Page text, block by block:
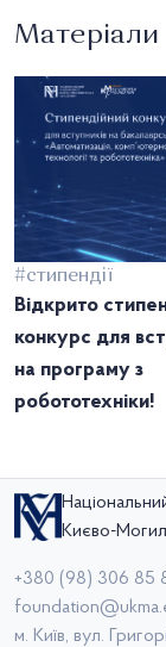
Матеріали
#стипендії
Відкрито
конкурс для
на програму з
робототехніки!
Києво-
+380 (98) 306 85
м. Київ, вул.